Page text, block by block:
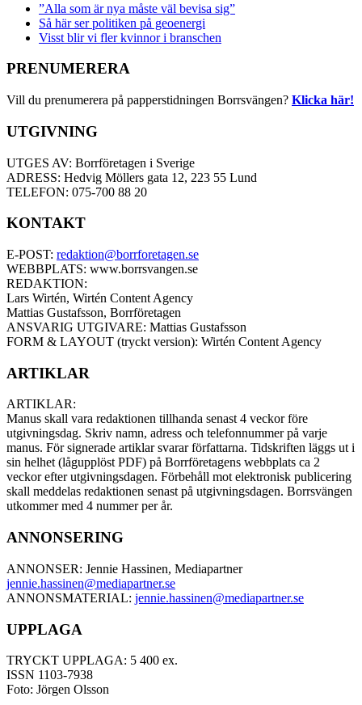
”Alla som är nya måste väl bevisa sig”
Så här ser politiken på geoenergi
Visst blir vi fler kvinnor i branschen
PRENUMERERA
Vill du prenumerera på papperstidningen Borrsvängen? Klicka här!
UTGIVNING
UTGES AV: Borrföretagen i Sverige
ADRESS: Hedvig Möllers gata 12, 223 55 Lund
TELEFON: 075-700 88 20
KONTAKT
E-POST: redaktion@borrforetagen.se
WEBBPLATS: www.borrsvangen.se
REDAKTION:
Lars Wirtén, Wirtén Content Agency
Mattias Gustafsson, Borrföretagen
ANSVARIG UTGIVARE: Mattias Gustafsson
FORM & LAYOUT (tryckt version): Wirtén Content Agency
ARTIKLAR
ARTIKLAR:
Manus skall vara redaktionen tillhanda senast 4 veckor före
utgivningsdag. Skriv namn, adress och telefonnummer på varje
manus. För signerade artiklar svarar författarna. Tidskriften läggs ut i
sin helhet (lågupplöst PDF) på Borrföretagens webbplats ca 2
veckor efter utgivningsdagen. Förbehåll mot elektronisk publicering
skall meddelas redaktionen senast på utgivningsdagen. Borrsvängen
utkommer med 4 nummer per år.
ANNONSERING
ANNONSER: Jennie Hassinen, Mediapartner
jennie.hassinen@mediapartner.se
ANNONSMATERIAL: jennie.hassinen@mediapartner.se
UPPLAGA
TRYCKT UPPLAGA: 5 400 ex.
ISSN 1103-7938
Foto: Jörgen Olsson